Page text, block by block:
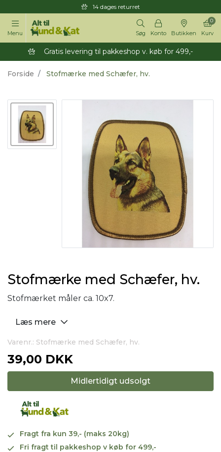
14 dages returret
Menu Søg Konto Butikken Kurv
0
Gratis levering til pakkeshop v. køb for 499,-
Forside Stofmærke med Schæfer, hv.
Stofmærke med Schæfer, hv.
Stofmærket måler ca. 10x7.
Læs mere
Varenr.: Stofmærke med Schæfer, hv.
39,00 DKK
Midlertidigt udsolgt
Fragt fra kun 39,- (maks 20kg)
Fri fragt til pakkeshop v køb for 499,-